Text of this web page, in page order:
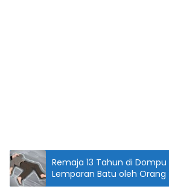
Remaja 13 Tahun di
Lemparan Batu oleh Orang